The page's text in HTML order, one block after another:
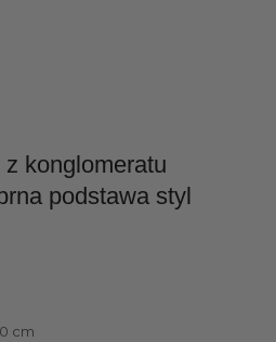
z konglomeratu
podstawa styl
cm